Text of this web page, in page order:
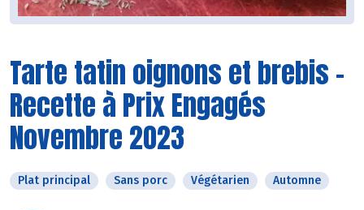
Tarte tatin oignons et brebis -
Recette à Prix Engagés
Novembre 2023
Plat principal Sans porc Végétarien Automne